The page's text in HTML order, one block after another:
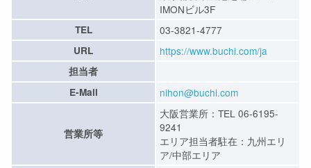
IMONビル3F
TEL 03-3821-4777
URL https://www.buchi.com/ja
担当者
E-Mail
nihon@buchi.com
営業所等
大阪営業所：TEL 06-6195-
9241
エリア担当者駐在：九州エリ
ア/中部エリア